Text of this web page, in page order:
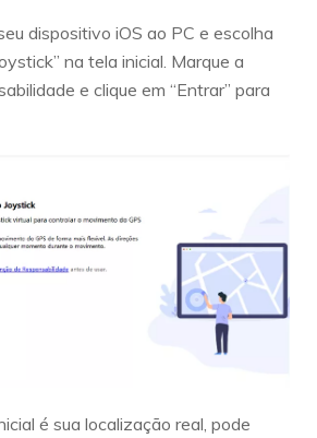
dispositivo iOS ao PC e escolha
na tela inicial. Marque a
e clique em “Entrar” para
é sua localização real, pode